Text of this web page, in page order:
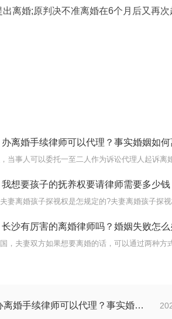
离婚;原判决不准离婚在6个月后又再次
办离婚手续律师可以代理？事实婚姻如何
我想要孩子的抚养权要请律师需要多少钱？婚姻法离婚孩子
长沙有厉害的离婚律师吗？婚姻失败怎么
办离婚手续律师可以代理？事实婚姻如何离婚？